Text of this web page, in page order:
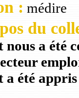
: médire
du
nous a été
a été